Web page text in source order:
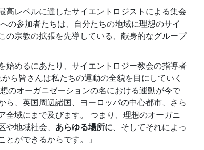
高レベルに達したサイエントロジストによる集会
の参加者たちは、自分たちの地域に理想のサイ
の宗教の拡張を先導している、献身的なグループ
始めるにあたり、サイエントロジー教会の指導者
ら皆さんは私たちの運動の全貌を目にしていく
のオーガニゼーションの名における運動が今で
ら、英国周辺諸国、ヨーロッパの中心都市、さら
全域にまで及びます。 つまり、理想のオーガニ
地域社会、 あらゆる場所に、そしてそれによっ
ができるからです。」